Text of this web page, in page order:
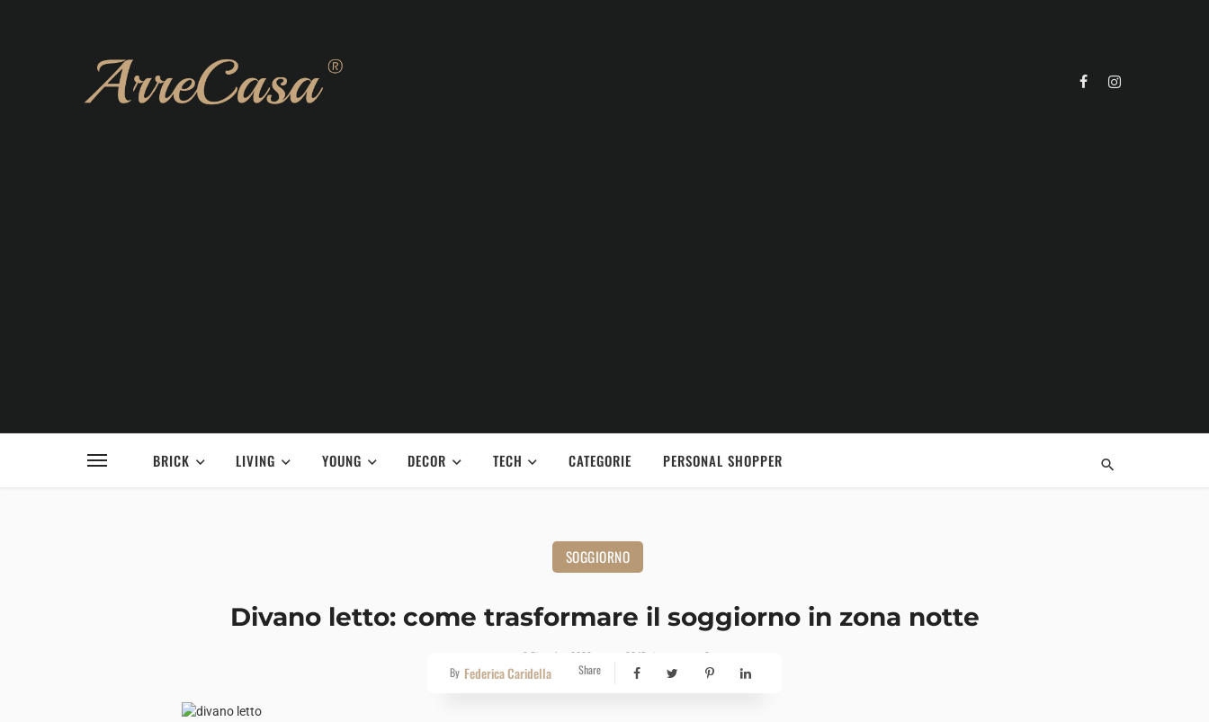
BRICK LIVING YOUNG DECOR TECH CATEGORIE PERSONAL SHOPPER
SOGGIORNO
Divano letto: come trasformare il soggiorno in zona notte
2 Dicembre 2023 3947 views
0
By Federica Caridella Share